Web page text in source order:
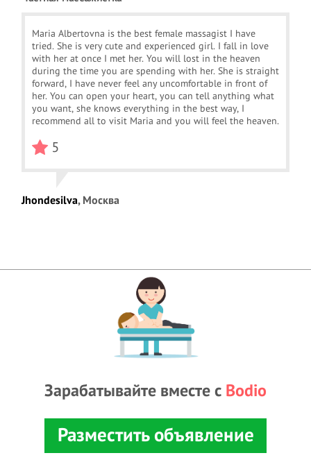
Maria Albertovna is the best female massagist I have
tried. She is very cute and experienced girl. I fall in love
with her at once I met her. You will lost in the heaven
during the time you are spending with her. She is straight
forward, I have never feel any uncomfortable in front of
her. You can open your heart, you can tell anything what
you want, she knows everything in the best way, I
recommend all to visit Maria and you will feel the heaven.
5
Jhondesilva, Москва
Зарабатывайте вместе с Bodio
Разместить объявление